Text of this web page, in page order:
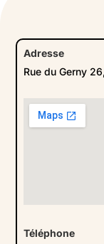
Adresse
Rue du Gerny
Téléphone